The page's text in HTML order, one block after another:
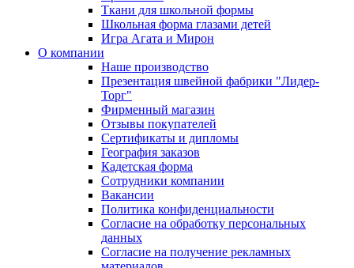
Ткани для школьной формы
Школьная форма глазами детей
Игра Агата и Мирон
О компании
Наше производство
Презентация швейной фабрики "Лидер-
Торг"
Фирменный магазин
Отзывы покупателей
Сертификаты и дипломы
География заказов
Кадетская форма
Сотрудники компании
Вакансии
Политика конфиденциальности
Согласие на обработку персональных
данных
Согласие на получение рекламных